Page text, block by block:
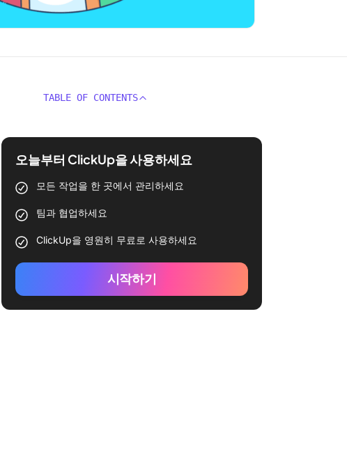
TABLE OF CONTENTS
오늘부터 ClickUp을 사용하세요
모든 작업을 한 곳에서 관리하세요
팀과 협업하세요
ClickUp을 영원히 무료로 사용하세요
시작하기